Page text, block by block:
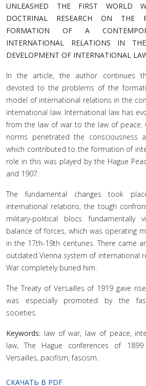
UNLEASHED THE FIRST WORLD
DOCTRINAL RESEARCH ON THE
FORMATION OF A
INTERNATIONAL RELATIONS IN
DEVELOPMENT OF INTERNATIONAL
In the article, the author continues
devoted to the problems of the
model of international relations in the
international law. International law has
from the law of war to the law of peace.
norms penetrated the consciousness
which contributed to the formation of
role in this was played by the Hague
and 1907.
The fundamental changes took
international relations, the tough
military-political blocs fundamentally
balance of forces, which was operating
in the 17th-19th centuries. There came
outdated Vienna system of international
War completely buried him.
The Treaty of Versailles of 1919 gave
was especially promoted by the
societies.
Keywords: law of war, law of peace,
law, The Hague conferences of
Versailles, pacifism, fascism.
СКАЧАТЬ В PDF